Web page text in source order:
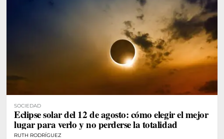
SOCIEDAD
Eclipse solar del 12 de agosto: cómo elegir el mejor
lugar para verlo y no perderse la totalidad
RUTH RODRÍGUEZ